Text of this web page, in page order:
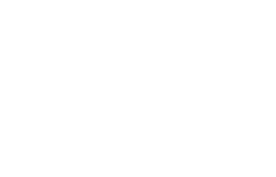
Compania este considerată
care au participat la